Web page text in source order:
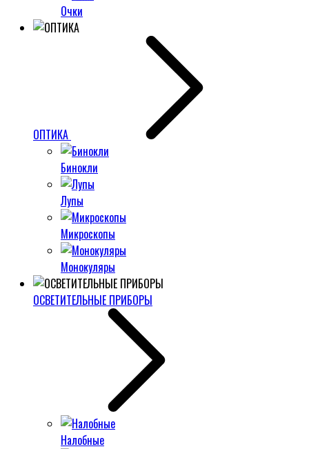
Очки
ОПТИКА
Бинокли
Лупы
Микроскопы
Монокуляры
ОСВЕТИТЕЛЬНЫЕ ПРИБОРЫ
Налобные